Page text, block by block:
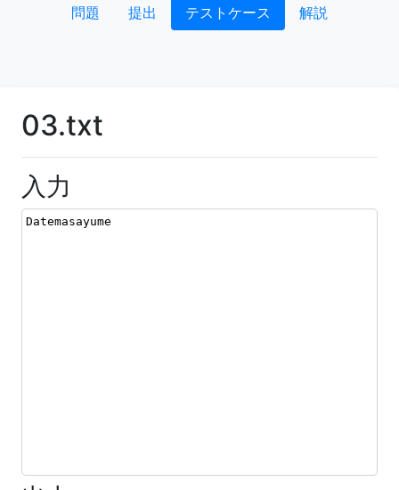
問題 提出 テストケース 解説
03.txt
入力
Datemasayume